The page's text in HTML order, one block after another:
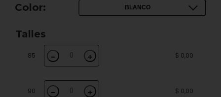
Color: BLANCO
Talles
85 − + $ 0,00
90 − + $ 0,00